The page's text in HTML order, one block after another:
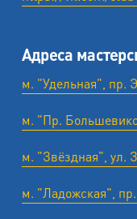
Адреса
м. "Удельная", пр.
м. "Пр.
м. "Звёздная", ул.
м. "Ладожская",